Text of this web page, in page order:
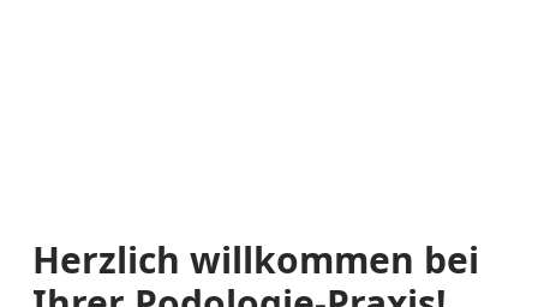
Herzlich willkommen bei